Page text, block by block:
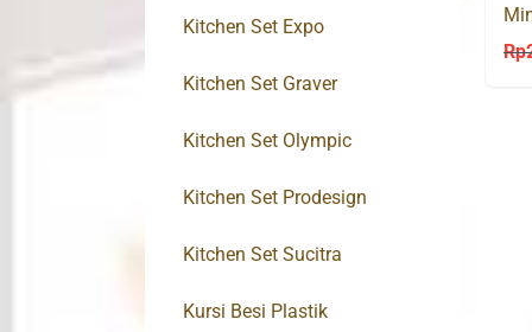
Rp
Kitchen Set Expo
Kitchen Set Graver
Kitchen Set Olympic
Kitchen Set Prodesign
Kitchen Set Sucitra
Kursi Besi Plastik